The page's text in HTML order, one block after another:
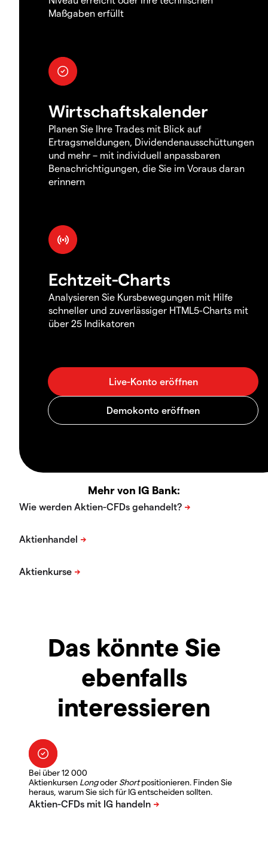
Maßgaben erfüllt
Wirtschaftskalender
Planen Sie Ihre Trades mit Blick auf
Ertragsmeldungen, Dividendenausschüttungen
und mehr – mit individuell anpassbaren
Benachrichtigungen, die Sie im Voraus daran
erinnern
Echtzeit-Charts
Analysieren Sie Kursbewegungen mit Hilfe
schneller und zuverlässiger HTML5-Charts mit
über 25 Indikatoren
Mehr von IG Bank:
Das könnte Sie
ebenfalls
interessieren
Bei über 12 000
Aktienkursen LongoderShortpositionieren. Finden Sie
heraus, warum Sie sich für IG entscheiden sollten.